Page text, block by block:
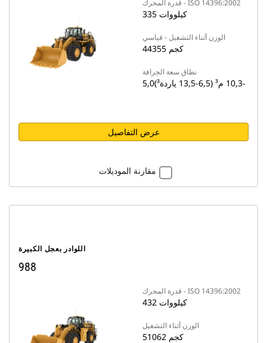
قدرة المحرك - ISO 14396:2002
335 كيلووات
الوزن أثناء التشغيل - قياسي
44355 كجم
نطاق سعة الجرافة
5,0‏-10,3 م³ (6,5‏-13,5 ياردة³)
عرض التفاصيل
مقارنة الموديلات
اللوادر بعجل الكبيرة
988
قدرة المحرك - ISO 14396:2002
432 كيلووات
الوزن أثناء التشغيل
51062 كجم